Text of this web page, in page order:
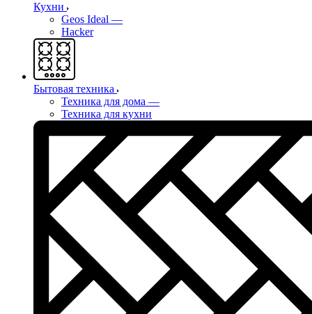
Кухни
Geos Ideal —
Hacker
Бытовая техника
Техника для дома —
Техника для кухни